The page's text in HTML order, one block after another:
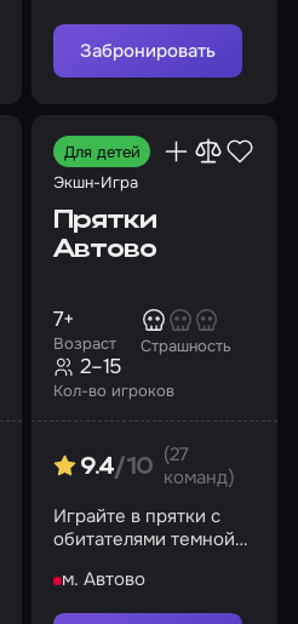
Забронировать
Для детей
Экшн-Игра
Прятки
Автово
Возраст
7+
Страшность
Кол-во игроков
2–15
9.4/10
(27
команд)
Играйте в прятки с
обитателями темной
м. Автово